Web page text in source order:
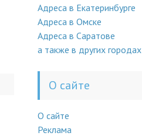
Адреса в Екатеринбурге
Адреса в Омске
Адреса в Саратове
а также в других городах
О сайте
О сайте
Реклама